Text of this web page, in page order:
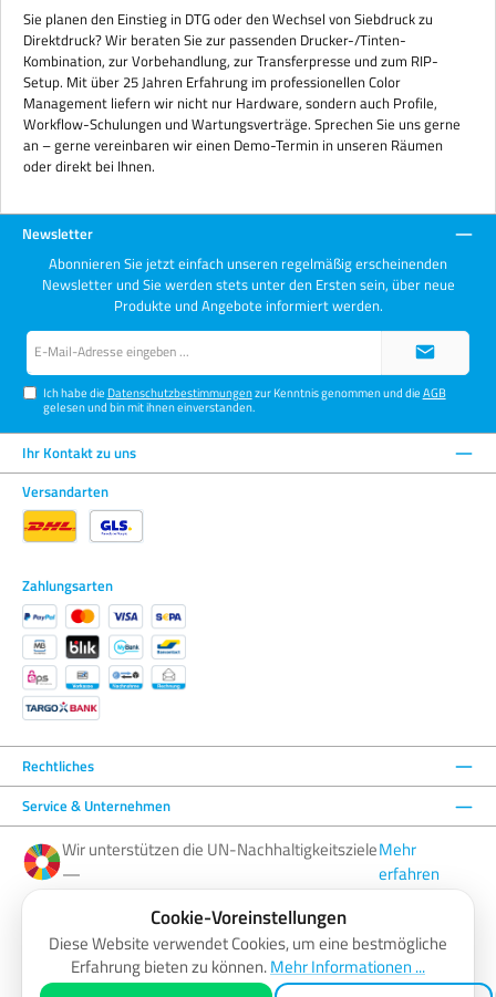
Sie planen den Einstieg in DTG oder den Wechsel von Siebdruck zu
Direktdruck? Wir beraten Sie zur passenden Drucker-/Tinten-
Kombination, zur Vorbehandlung, zur Transferpresse und zum RIP-
Setup. Mit über 25 Jahren Erfahrung im professionellen Color
Management liefern wir nicht nur Hardware, sondern auch Profile,
Workflow-Schulungen und Wartungsverträge. Sprechen Sie uns gerne
an – gerne vereinbaren wir einen Demo-Termin in unseren Räumen
oder direkt bei Ihnen.
Newsletter
Abonnieren Sie jetzt einfach unseren regelmäßig erscheinenden
Newsletter und Sie werden stets unter den Ersten sein, über neue
Produkte und Angebote informiert werden.
Ich habe die Datenschutzbestimmungenzur Kenntnis genommen und dieAGB
gelesen und bin mit ihnen einverstanden.
Ihr Kontakt zu uns
Versandarten
Zahlungsarten
Rechtliches
Service & Unternehmen
Wir unterstützen die UN-Nachhaltigkeitsziele
—
Mehr
erfahren
Facebook Instagram YouTube LinkedIn
Barrierefreiheitserklärung Datenschutzerklärung Impressum
Widerrufsbelehrung
Vertrag widerrufen
Cookie-Voreinstellungen
Diese Website verwendet Cookies, um eine bestmögliche
Erfahrung bieten zu können.Mehr Informationen ...